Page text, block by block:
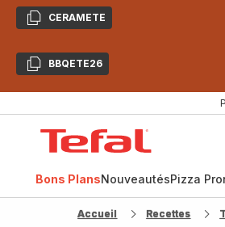
CopierCERAMETE
CopierBBQETE26
Bons PlansNouveautésPizza
Accueil Recettes